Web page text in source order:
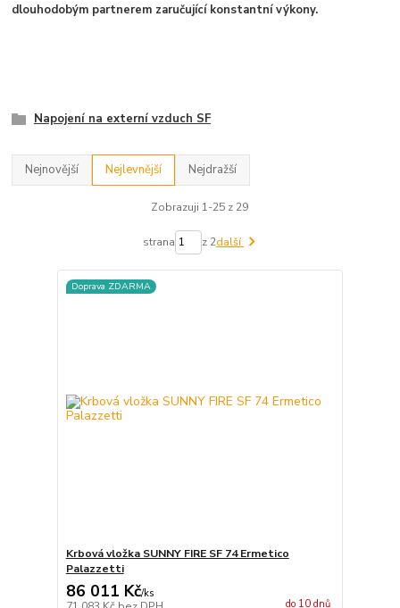
dlouhodobým partnerem zaručující konstantní výkony.
Napojení na externí vzduch SF
Nejnovější Nejlevnější Nejdražší
Zobrazuji 1-25 z 29
strana z 2další
Doprava ZDARMA
Krbová vložka SUNNY FIRE SF 74 Ermetico
Palazzetti
86 011 Kč/ks
do 10 dnů